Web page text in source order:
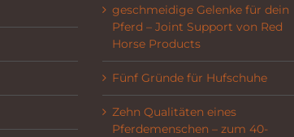
geschmeidige Gelenke für dein
Pferd – Joint Support von Red
Horse Products
Fünf Gründe für Hufschuhe
Zehn Qualitäten eines
Pferdemenschen – zum 40-